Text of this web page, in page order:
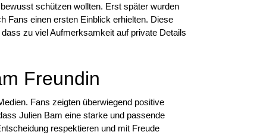
schützen wollten. Erst später wurden
Fans einen ersten Einblick erhielten. Diese
zu viel Aufmerksamkeit auf private Details
Freundin
Fans zeigten überwiegend positive
Julien Bam eine starke und passende
respektieren und mit Freude